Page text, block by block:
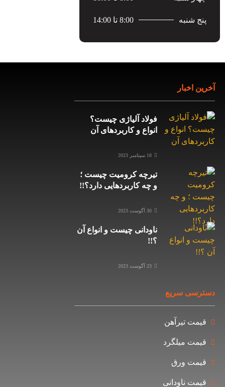
8:00 تا 14:00
فولاد آلیاژی چیست؟
انواع و کاربردهای آن
تیرچه کرومیت چیست ؛
و چه کاربردهایی دارد؟!!
30 آگوست 2023
ناودانی چیست و انواع آن
؟!!
سریع
تیرآهن
میلگرد
ورق
ناودانی